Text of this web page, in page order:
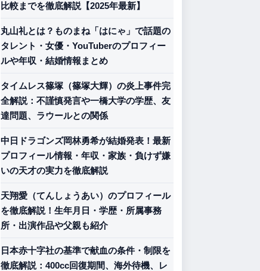
比較までを徹底解説【2025年最新】
丸山礼とは？ものまね「はにゃ」で話題の
タレント・女優・YouTuberのプロフィー
ルや年収・結婚情報まとめ
タイムレス篠塚（篠塚大輝）の炎上事件完
全解説：不謹慎発言や一橋大学の学歴、友
達問題、ラウールとの関係
中日ドラゴンズ岡林勇希が結婚発表！最新
プロフィール情報・年収・家族・負けず嫌
いの天才の実力を徹底解説
天翔愛（てんしょうあい）のプロフィール
を徹底解説！生年月日・学歴・所属事務
所・出演作品や父親も紹介
日本赤十字社の基準で献血の条件・制限を
徹底解説：400cc回復期間、海外待機、レ